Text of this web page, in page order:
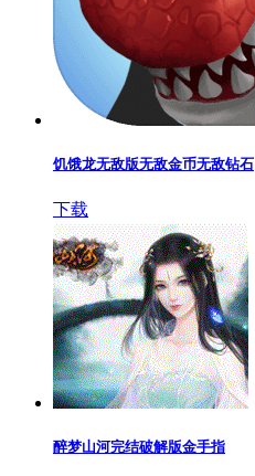
饥饿龙无敌版无敌金币无敌钻石
下载
醉梦山河完结破解版金手指